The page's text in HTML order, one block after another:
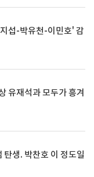
섭-박유천-이민호' 감
유재석과 모두가 흥겨
탄생. 박찬호 이 정도일